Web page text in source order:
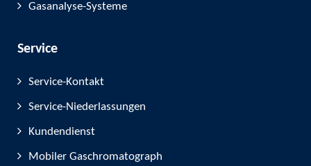
Gasanalyse-Systeme
Service
Service-Kontakt
Service-Niederlassungen
Kundendienst
Mobiler Gaschromatograph